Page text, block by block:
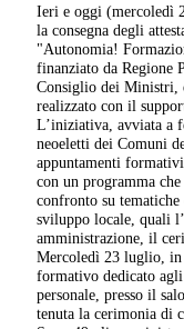
Ieri e oggi (mercoledì
la consegna degli
"Autonomia!
finanziato da Regione
Consiglio dei Ministri,
realizzato con il
L’iniziativa, avviata a
neoeletti dei Comuni
appuntamenti
con un programma
confronto su
sviluppo locale, quali
amministrazione, il
Mercoledì 23 luglio, in
formativo dedicato
personale, presso il
tenuta la cerimonia di